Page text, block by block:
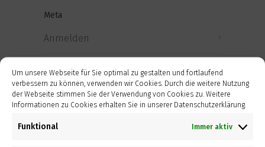
Um unsere Webseite für Sie optimal zu gestalten und fortlaufend
verbessern zu können, verwenden wir Cookies. Durch die weitere Nutzung
der Webseite stimmen Sie der Verwendung von Cookies zu. Weitere
Informationen zu Cookies erhalten Sie in unserer Datenschutzerklärung.
Funktional Immer aktiv
Meta
Anmelden
Eintrags-Feed
Kommentar-Feed
WordPress.org